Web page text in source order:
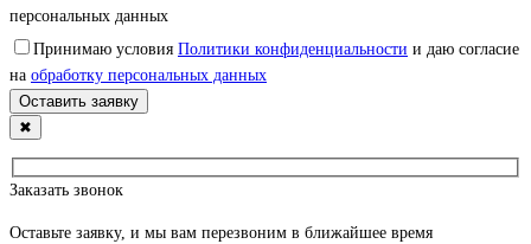
персональных данных
Принимаю условия Политики конфиденциальности и даю согласие
на обработку персональных данных
✖
Заказать звонок
Оставьте заявку, и мы вам перезвоним в ближайшее время